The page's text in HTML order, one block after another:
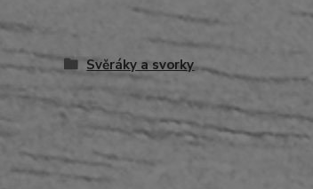
Svěráky a svorky